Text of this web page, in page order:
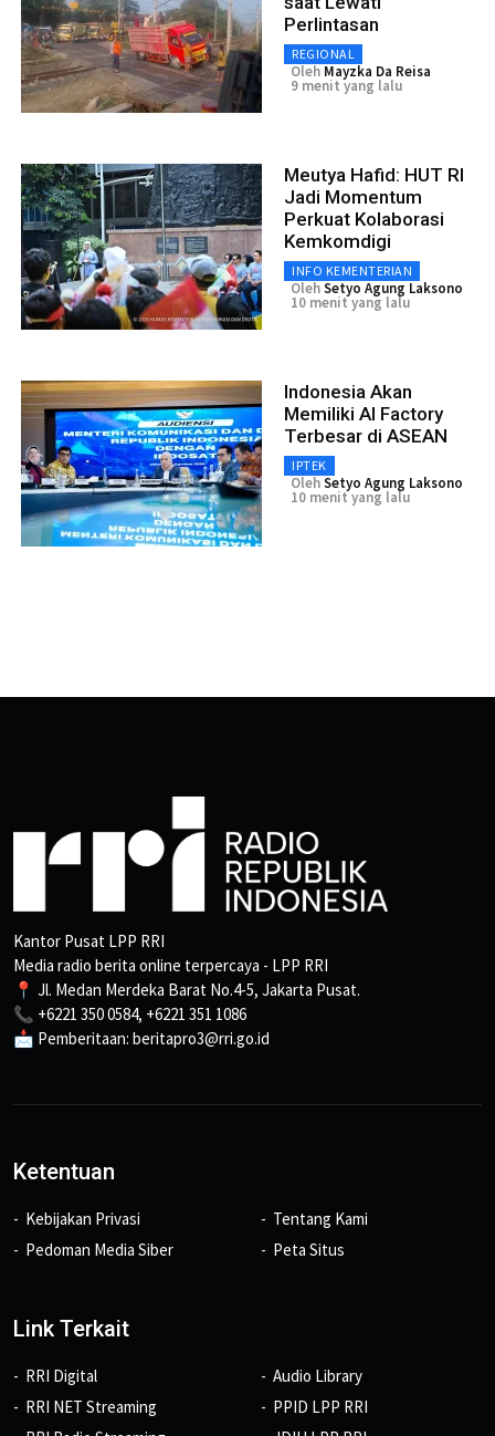
Perlintasan
REGIONAL
Oleh Mayzka Da Reisa
9 menit yang lalu
Meutya Hafid: HUT RI
Jadi Momentum
Perkuat Kolaborasi
Kemkomdigi
INFO KEMENTERIAN
OlehSetyo Agung Laksono
10 menit yang lalu
Indonesia Akan
Memiliki AI Factory
Terbesar di ASEAN
IPTEK
OlehSetyo Agung Laksono
10 menit yang lalu
Kantor Pusat LPP RRI
Media radio berita online terpercaya - LPP RRI
📍 Jl. Medan Merdeka Barat No.4-5, Jakarta Pusat.
📞 +6221 350 0584, +6221 351 1086
📩 Pemberitaan: beritapro3@rri.go.id
Ketentuan
Kebijakan Privasi
Pedoman Media Siber
Tentang Kami
Peta Situs
Link Terkait
RRI Digital
RRI NET Streaming
Audio Library
PPID LPP RRI